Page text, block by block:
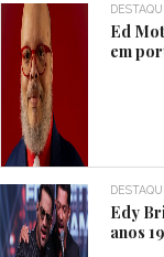
Ed
em
Edy
anos